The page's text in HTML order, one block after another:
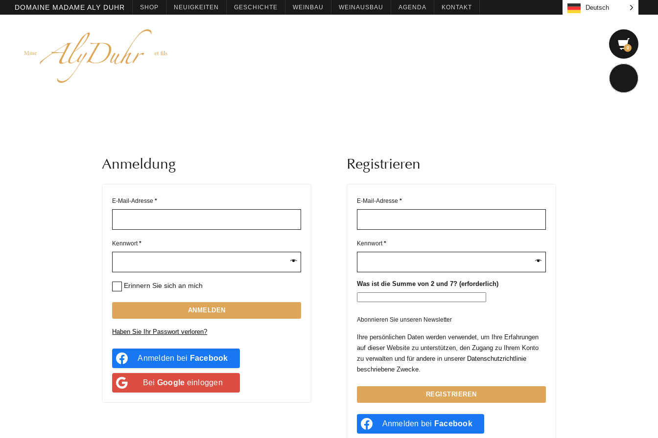
DOMAINE MADAME ALY DUHR SHOP NEUIGKEITEN GESCHICHTE WEINBAU WEINAUSBAU AGENDA KONTAKT
Anmeldung
E-Mail-Adresse*
Kennwort*
Erinnern Sie sich an mich
ANMELDEN
Haben Sie Ihr Passwort verloren?
Anmelden bei Facebook
Bei Google einloggen
Registrieren
E-Mail-Adresse *
Kennwort*
Was ist die Summe von 2 und 7? (erforderlich)
Abonnieren Sie unseren Newsletter
Ihre persönlichen Daten werden verwendet, um Ihre Erfahrungen
auf dieser Website zu unterstützen, den Zugang zu Ihrem Konto
zu verwalten und für andere in unserer Datenschutzrichtlinie
beschriebene Zwecke.
REGISTRIEREN
Anmelden bei Facebook
Deutsch